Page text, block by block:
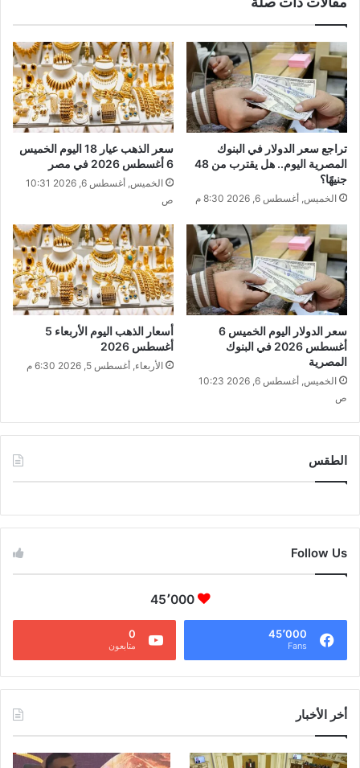
تراجع سعر الدولار في البنوك
المصرية اليوم.. هل يقترب من 48
جنيهًا؟
الخميس, أغسطس 6, 2026 8:30 م
سعر الذهب عيار 18 اليوم الخميس
6 أغسطس 2026 في مصر
الخميس, أغسطس 6, 2026 10:31
ص
سعر الدولار اليوم الخميس 6
أغسطس 2026 في البنوك
المصرية
الخميس, أغسطس 6, 2026 10:23
ص
أسعار الذهب اليوم الأربعاء 5
أغسطس 2026
الأربعاء, أغسطس 5, 2026 6:30 م
الطقس
Follow Us
45٬000
45٬000
Fans
0
متابعون
أخر الأخبار